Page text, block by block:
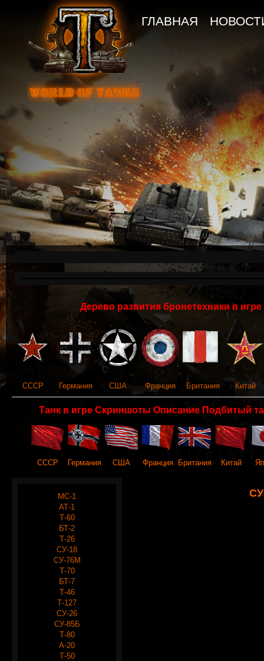
ГЛАВНАЯ
Дерево развития бронетехники в
СССР Германия США Франция Британия Китай
Танк в игре Скриншоты Описание Подбитый
СССР Германия США Франция Британия Китай
МС-1
АТ-1
Т-60
БТ-2
Т-26
СУ-18
СУ-76М
Т-70
БТ-7
Т-46
Т-127
СУ-26
СУ-85Б
Т-80
А-20
Т-50